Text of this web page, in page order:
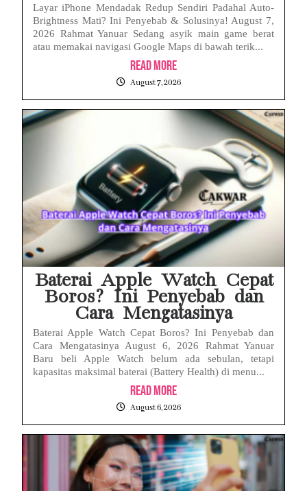
Layar iPhone Mendadak Redup Sendiri Padahal Auto-
Brightness Mati? Ini Penyebab & Solusinya! August 7,
2026 Rahmat Yanuar Sedang asyik main game berat
atau memakai navigasi Google Maps di bawah terik...
Read More
August 7, 2026
Baterai Apple Watch Cepat
Boros? Ini Penyebab dan
Cara Mengatasinya
Baterai Apple Watch Cepat Boros? Ini Penyebab dan
Cara Mengatasinya August 6, 2026 Rahmat Yanuar
Baru beli Apple Watch belum ada sebulan, tetapi
kapasitas maksimal baterai (Battery Health) di menu...
Read More
August 6, 2026